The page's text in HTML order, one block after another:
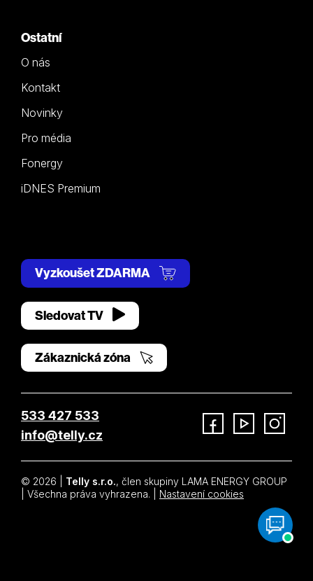
Ostatní
O nás
Kontakt
Novinky
Pro média
Fonergy
iDNES Premium
Vyzkoušet ZDARMA
Sledovat TV
Zákaznická zóna
533 427 533
info@telly.cz
© 2026 | Telly s.r.o., člen skupiny LAMA ENERGY GROUP
| Všechna práva vyhrazena. |
Nastavení cookies